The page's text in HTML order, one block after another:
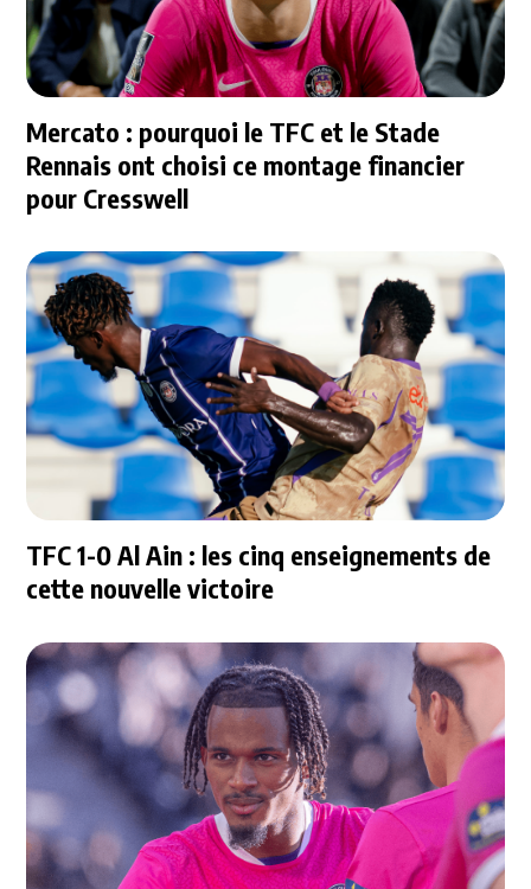
Mercato : pourquoi le TFC et le Stade
Rennais ont choisi ce montage financier
pour Cresswell
TFC 1-0 Al Ain : les cinq enseignements de
cette nouvelle victoire